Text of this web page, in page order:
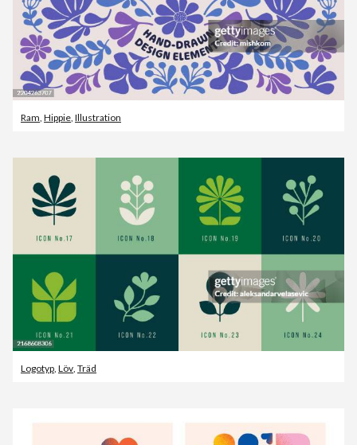
Ram, Hippie, Illustration
Logotyp Löv Träd